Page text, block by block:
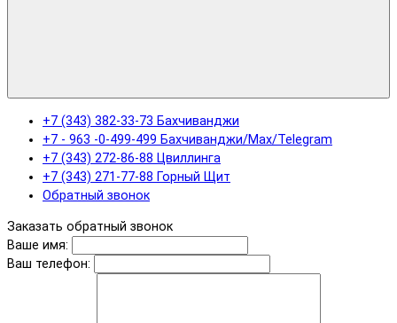
+7 (343) 382-33-73 Бахчиванджи
+7 - 963 -0-499-499 Бахчиванджи/Max/Telegram
+7 (343) 272-86-88 Цвиллинга
+7 (343) 271-77-88 Горный Щит
Обратный звонок
Заказать обратный звонок
Ваше имя:
Ваш телефон: